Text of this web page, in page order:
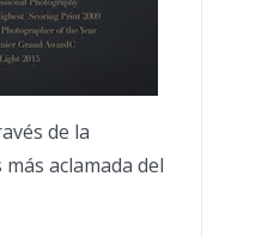
de la
aclamada del